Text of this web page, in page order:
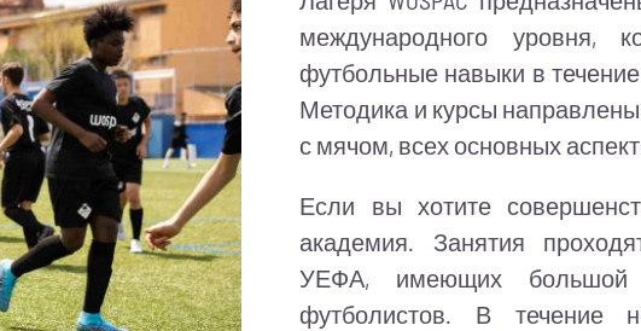
международного уровня,
футбольные навыки в
Методика и курсы
с мячом, всех основных
Если вы хотите
академия. Занятия
УЕФА, имеющих
футболистов. В течение